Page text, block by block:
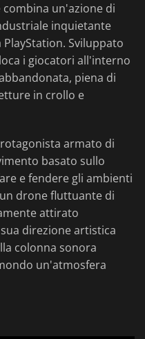
un'azione di
inquietante
Sviluppato
i giocatori all'interno
piena di
in crollo e
armato di
basato sullo
e fendere gli ambienti
drone fluttuante di
attirato
direzione artistica
colonna sonora
un'atmosfera